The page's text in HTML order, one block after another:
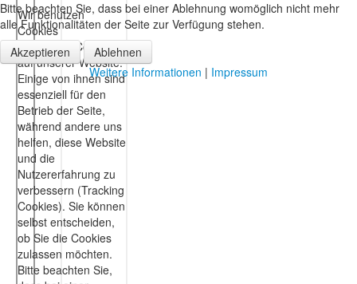
Bitte beachten Sie, dass bei einer Ablehnung womöglich nicht mehr
alle Funktionalitäten der Seite zur Verfügung stehen.
Akzeptieren
Ablehnen
Weitere Informationen | Impressum